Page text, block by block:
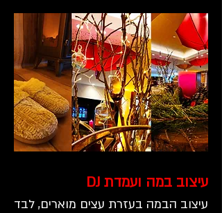
עיצוב במה ועמדת DJ
עיצוב הבמה בעזרת עצים מוארים, לבד